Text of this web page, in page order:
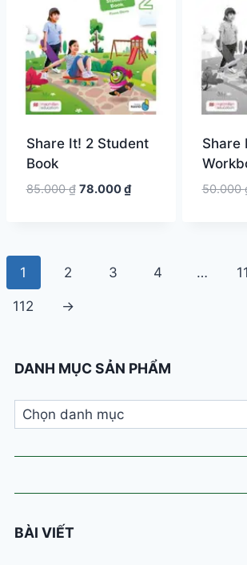
Share It! 2 Student
Book
85.000₫ Giá
78.000₫Giá
Share
50.000
1 2 3 4 …
112 →
DANH MỤC SẢN PHẨM
Chọn
danh
mục
BÀI VIẾT